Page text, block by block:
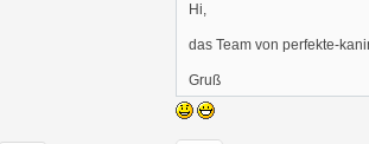
Hi,
das Team von perfekte-
Gruß